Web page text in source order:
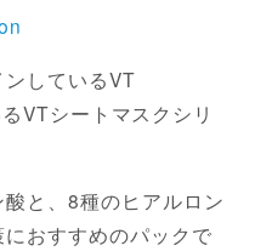
ンしているVT
VTシートマスクシリ
と、8種のヒアルロン
おすすめのパックで